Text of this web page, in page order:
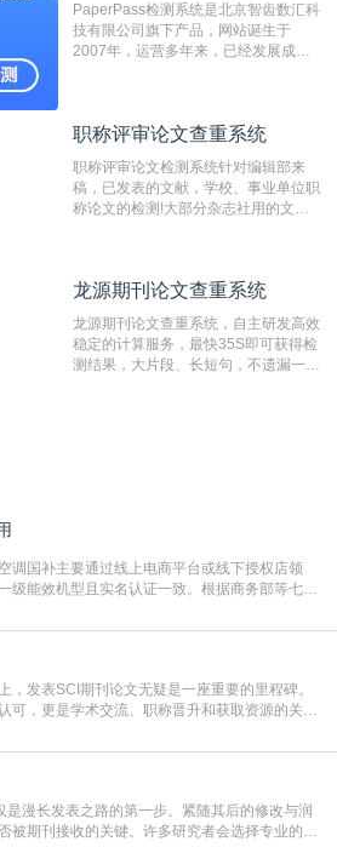
重的推荐系统。
PaperPass检测系统是北京智齿数汇科
技有限公司旗下产品，网站诞生于
2007年，运营多年来，已经发展成为
检测速度快、精度高，市场反映良好。
职称评审论文查重系统
职称评审论文检测系统针对编辑部来
稿，已发表的文献，学校、事业单位职
称论文的检测!大部分杂志社用的文献
编辑部检测来稿和已发表的文献,检测
测时注意填写第一作者,才能排除已发
表文献复制比。（限制字符数1万）
龙源期刊论文查重系统
龙源期刊论文查重系统，自主研发高效
稳定的计算服务，最快35S即可获得检
测结果，大片段、长短句，不遗漏一处
调国补主要通过线上电商平台或线下授权店领
级能效机型且实名认证一致。根据商务部等七部
属口令(如【家电补贴1637】、【国补立省
以页面显示为准)进入补贴专场。淘宝/天猫也可
，发表SCI期刊论文无疑是一座重要的里程碑。
可，更是学术交流、职称晋升和获取资源的关键
应，每一步都需要精心的策略与扎实的工作。本
家介绍“发SCI文章”。一、精准定位是成功的第
题是“投
是漫长发表之路的第一步。紧随其后的修改与润
被期刊接收的关键。许多研究者会选择专业的语